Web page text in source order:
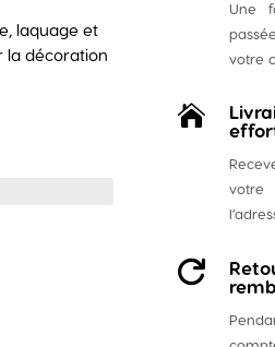
laquage et
la décoration
Une
votre

